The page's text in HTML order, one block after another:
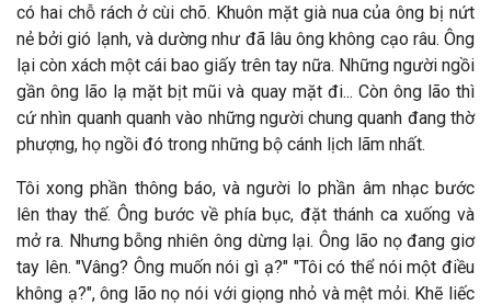
có hai chỗ rách ở cùi chõ. Khuôn mặt già nua của ông bị nứt
nẻ bởi gió lạnh, và dường như đã lâu ông không cạo râu. Ông
lại còn xách một cái bao giấy trên tay nữa. Những người ngồi
gần ông lão lạ mặt bịt mũi và quay mặt đi... Còn ông lão thì
cứ nhìn quanh quanh vào những người chung quanh đang thờ
phượng, họ ngồi đó trong những bộ cánh lịch lãm nhất.
Tôi xong phần thông báo, và người lo phần âm nhạc bước
lên thay thế. Ông bước về phía bục, đặt thánh ca xuống và
mở ra. Nhưng bỗng nhiên ông dừng lại. Ông lão nọ đang giơ
tay lên. "Vâng? Ông muốn nói gì ạ?" "Tôi có thể nói một điều
không ạ?", ông lão nọ nói với giọng nhỏ và mệt mỏi. Khẽ liếc